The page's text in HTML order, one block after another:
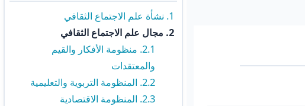
1. نشأة علم الاجتماع الثقافي
2. مجال علم الاجتماع الثقافي
2.1. منظومة الأفكار والقيم
والمعتقدات
2.2. المنظومة التربوية والتعليمية
2.3. المنظومة الاقتصادية